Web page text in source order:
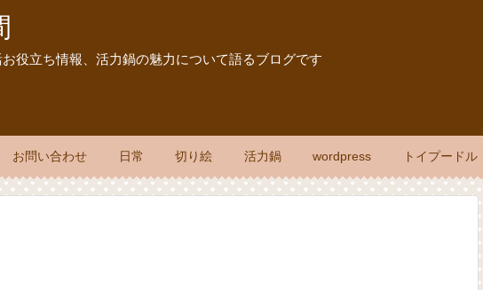
役立ち情報、活力鍋の魅力について語るブログです
お問い合わせ 日常 切り絵 活力鍋 wordpress トイプードル